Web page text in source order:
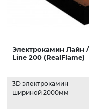
Электрокамин Лайн /
Line 200 (RealFlame)
3D электрокамин
шириной 2000мм